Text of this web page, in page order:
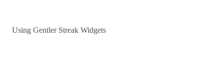
Using Gentler Streak Widgets